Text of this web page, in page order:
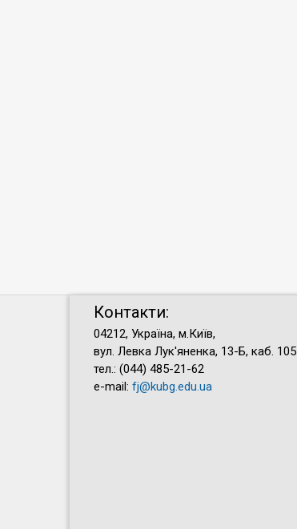
Контакти:
04212, Україна, м.Київ,
вул. Левка Лук'яненка, 13-Б, каб. 105
тел.: (044) 485-21-62
e-mail: fj@kubg.edu.ua